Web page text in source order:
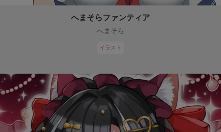
へまそらファンティア
へまそら
イラスト